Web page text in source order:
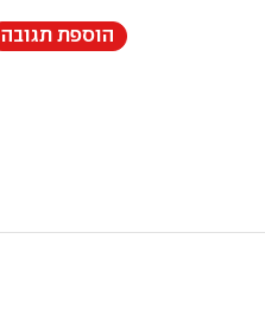
הוספת תגובה